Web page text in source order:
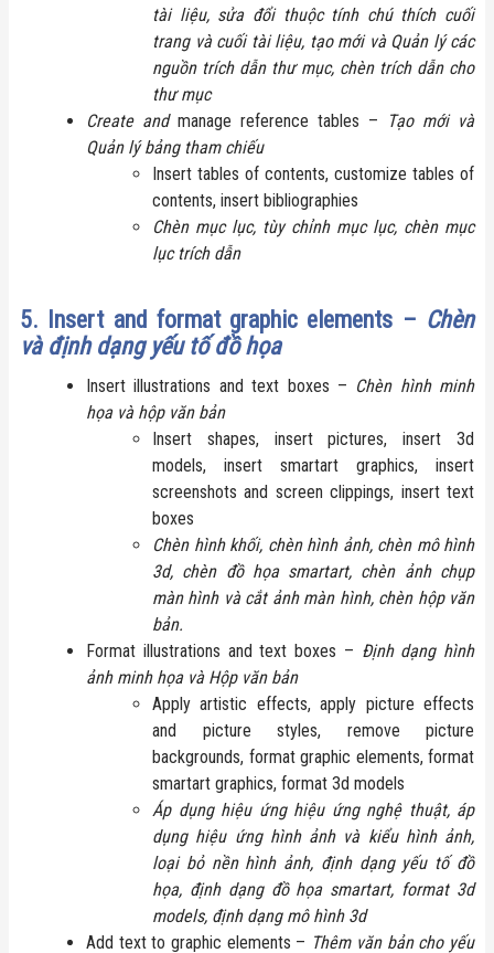
tài liệu, sửa đổi thuộc tính chú thích cuối
trang và cuối tài liệu, tạo mới và Quản lý các
nguồn trích dẫn thư mục, chèn trích dẫn cho
thư mục
Create andmanage reference tables –
Tạo mới và
Quản lý bảng tham chiếu
Insert tables of contents, customize tables of
contents, insert bibliographies
Chèn mục lục, tùy chỉnh mục lục, chèn mục
lục trích dẫn
5. Insert and format graphic elements – Chèn
và định dạng yếu tố đồ họa
Insert illustrations and text boxes – Chèn hình minh
họa và hộp văn bản
Insert shapes, insert pictures, insert 3d
models, insert smartart graphics, insert
screenshots and screen clippings, insert text
boxes
Chèn hình khối, chèn hình ảnh, chèn mô hình
3d, chèn đồ họa smartart, chèn ảnh chụp
màn hình và cắt ảnh màn hình, chèn hộp văn
bản.
Format illustrations and text boxes – Định dạng hình
ảnh minh họa và Hộp văn bản
Apply artistic effects, apply picture effects
and picture styles, remove picture
backgrounds, format graphic elements, format
smartart graphics, format 3d models
Áp dụng hiệu ứng hiệu ứng nghệ thuật, áp
dụng hiệu ứng hình ảnh và kiểu hình ảnh,
loại bỏ nền hình ảnh, định dạng yếu tố đồ
họa, định dạng đồ họa smartart, format 3d
models, định dạng mô hình 3d
Add text to graphic elements – Thêm văn bản cho yếu